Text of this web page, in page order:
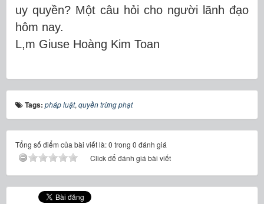
uy quyền? Một câu hỏi cho người lãnh đạo
hôm nay.
L,m Giuse Hoàng Kim Toan
Tags: pháp luật, quyền trừng phạt
Tổng số điểm của bài viết là: 0 trong 0 đánh giá
Click để đánh giá bài viết